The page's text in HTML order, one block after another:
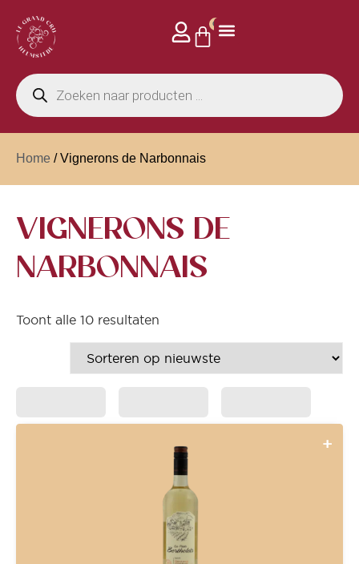
0
Home / Vignerons de Narbonnais
VIGNERONS DE
NARBONNAIS
Toont alle 10 resultaten